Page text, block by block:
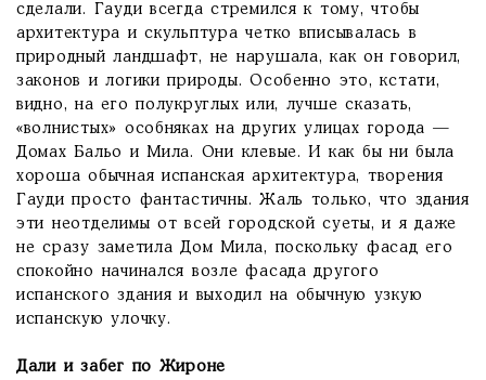
сделали. Гауди всегда стремился к тому, чтобы
архитектура и скульптура четко вписывалась в
природный ландшафт, не нарушала, как он говорил,
законов и логики природы. Особенно это, кстати,
видно, на его полукруглых или, лучше сказать,
«волнистых» особняках на других улицах города —
Домах Бальо и Мила. Они клевые. И как бы ни была
хороша обычная испанская архитектура, творения
Гауди просто фантастичны. Жаль только, что здания
эти неотделимы от всей городской суеты, и я даже
не сразу заметила Дом Мила, поскольку фасад его
спокойно начинался возле фасада другого
испанского здания и выходил на обычную узкую
испанскую улочку.
Дали и забег по Жироне